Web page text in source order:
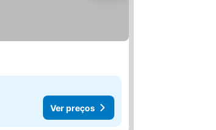
Ver preços